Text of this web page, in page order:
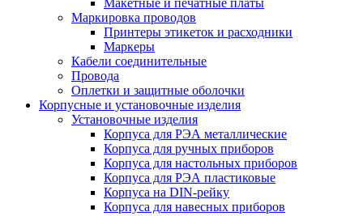
Маркировка проводов
Принтеры этикеток и расходники
Маркеры
Кабели соединительные
Провода
Оплетки и защитные оболочки
Корпусные и установочные изделия
Установочные изделия
Корпуса для РЭА металлические
Корпуса для ручных приборов
Корпуса для настольных приборов
Корпуса для РЭА пластиковые
Корпуса на DIN-рейку
Корпуса для навесных приборов